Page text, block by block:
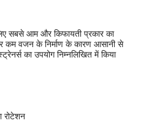
सबसे आम और किफायती प्रकार का
वजन के निर्माण के कारण आसानी से
का उपयोग निम्नलिखित में किया
रोटेशन